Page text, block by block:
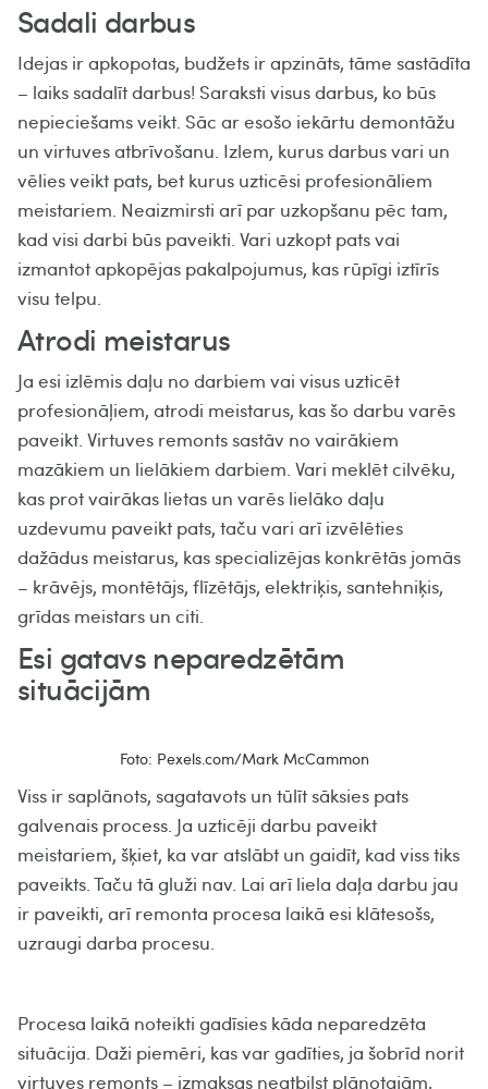
Sadali darbus
Idejas ir apkopotas, budžets ir apzināts, tāme sastādīta
– laiks sadalīt darbus! Saraksti visus darbus, ko būs
nepieciešams veikt. Sāc ar esošo iekārtu demontāžu
un virtuves atbrīvošanu. Izlem, kurus darbus vari un
vēlies veikt pats, bet kurus uzticēsi profesionāliem
meistariem. Neaizmirsti arī par uzkopšanu pēc tam,
kad visi darbi būs paveikti. Vari uzkopt pats vai
izmantot apkopējas pakalpojumus, kas rūpīgi iztīrīs
visu telpu.
Atrodi meistarus
Ja esi izlēmis daļu no darbiem vai visus uzticēt
profesionāļiem, atrodi meistarus, kas šo darbu varēs
paveikt. Virtuves remonts sastāv no vairākiem
mazākiem un lielākiem darbiem. Vari meklēt cilvēku,
kas prot vairākas lietas un varēs lielāko daļu
uzdevumu paveikt pats, taču vari arī izvēlēties
dažādus meistarus, kas specializējas konkrētās jomās
– krāvējs, montētājs, flīzētājs, elektriķis, santehniķis,
grīdas meistars un citi.
Esi gatavs neparedzētām
situācijām
Foto: Pexels.com/Mark McCammon
Viss ir saplānots, sagatavots un tūlīt sāksies pats
galvenais process. Ja uzticēji darbu paveikt
meistariem, šķiet, ka var atslābt un gaidīt, kad viss tiks
paveikts. Taču tā gluži nav. Lai arī liela daļa darbu jau
ir paveikti, arī remonta procesa laikā esi klātesošs,
uzraugi darba procesu.
Procesa laikā noteikti gadīsies kāda neparedzēta
situācija. Daži piemēri, kas var gadīties, ja šobrīd norit
virtuves remonts – izmaksas neatbilst plānotajām,